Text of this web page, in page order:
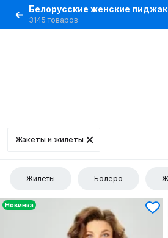
Белорусские женские
3145 товаров
Жакеты и жилеты
Жилеты Болеро
Новинка